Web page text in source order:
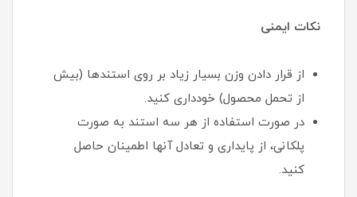
نکات ایمنی
از قرار دادن وزن بسیار زیاد بر روی استندها (بیش
از تحمل محصول) خودداری کنید.
در صورت استفاده از هر سه استند به صورت
پلکانی، از پایداری و تعادل آنها اطمینان حاصل
کنید.